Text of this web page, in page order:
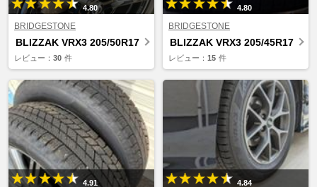
4.80
BRIDGESTONE
BLIZZAK VRX3 205/50R17
レビュー： 30 件
4.80
BRIDGESTONE
BLIZZAK VRX3 205/45R17
レビュー： 15 件
4.91 4.84